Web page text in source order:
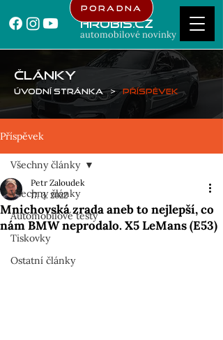
Hrubis.cz
automobilové novinky
Poradna
ČLÁNKY
Úvodní stránka > Příspěvek
Příspěvek
Všechny články
Automobilové testy
Tiskovky
Ostatní články
Všechny články
Mnichovská zrada aneb to nejlepší, co
nám BMW neprodalo. X5 LeMans (E53)
Petr Zaloudek
17. 3. 2022